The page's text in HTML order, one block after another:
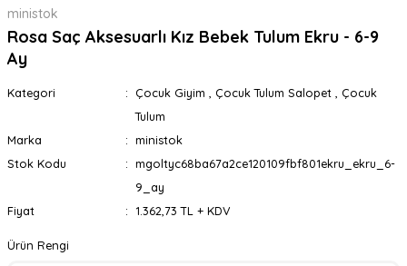
ministok
Rosa Saç Aksesuarlı Kız Bebek Tulum Ekru - 6-9
Ay
Kategori Çocuk Giyim Çocuk Tulum Salopet
Çocuk
Tulum
Marka
ministok
Stok Kodu
mgoltyc68ba67a2ce120109fbf801ekru_ekru_6-
9_ay
Fiyat
1.362,73 TL + KDV
Ürün Rengi